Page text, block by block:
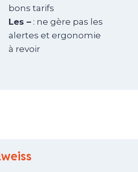
bons tarifs
Les – : ne gère pas les
alertes et ergonomie
à revoir